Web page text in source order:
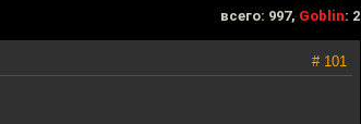
всего: 997, Goblin: 2
# 101